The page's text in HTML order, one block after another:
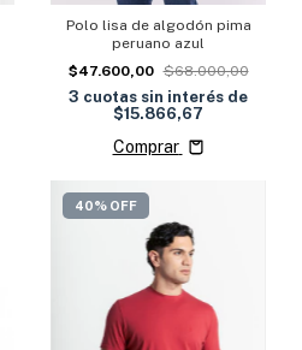
Polo lisa de algodón pima
peruano azul
$47.600,00 $68.000,00
3 cuotas sin interés de
$15.866,67
Comprar
40% OFF